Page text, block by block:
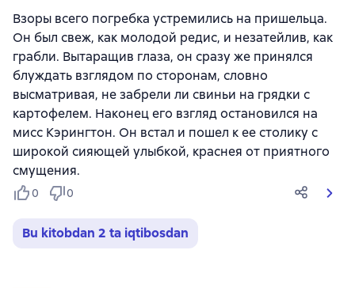
Взоры всего погребка устремились на пришельца.
Он был свеж, как молодой редис, и незатейлив, как
грабли. Вытаращив глаза, он сразу же принялся
блуждать взглядом по сторонам, словно
высматривая, не забрели ли свиньи на грядки с
картофелем. Наконец его взгляд остановился на
мисс Кэрингтон. Он встал и пошел к ее столику с
широкой сияющей улыбкой, краснея от приятного
смущения.
0 0
Bu kitobdan 2 ta iqtibosdan